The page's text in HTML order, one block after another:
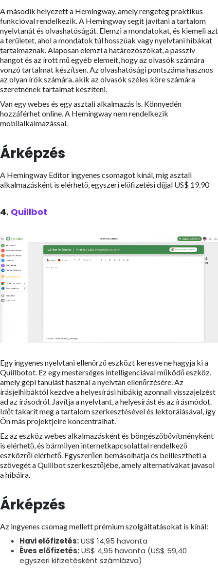
A második helyezett a Hemingway, amely rengeteg praktikus
funkcióval rendelkezik.A Hemingway segít javítani a tartalom
nyelvtanát és olvashatóságát. Elemzi a mondatokat, és kiemeli azt
a területet, ahol a mondatok túl hosszúak vagy nyelvtani hibákat
tartalmaznak. Alaposan elemzi a határozószókat, a passzív
hangot és az írott mű egyéb elemeit, hogy az olvasók számára
vonzó tartalmat készítsen. Az olvashatósági pontszáma hasznos
az olyan írók számára, akik az olvasók széles köre számára
szeretnének tartalmat készíteni.
Van egy webes és egy asztali alkalmazás is. Könnyedén
hozzáférhet online. A Hemingway nem rendelkezik
mobilalkalmazással.
Árképzés
A Hemingway Editor ingyenes csomagot kínál, míg asztali
alkalmazásként is elérhető, egyszeri előfizetési díjjal US$ 19.90
4. Quillbot
Egy ingyenes nyelvtani ellenőrző eszközt keresve ne hagyja ki a
Quillbotot. Ez egy mesterséges intelligenciával működő eszköz,
amely gépi tanulást használ a nyelvtan ellenőrzésére. Az
írásjelhibáktól kezdve a helyesírási hibákig azonnali visszajelzést
ad az írásodról. Javítja a nyelvtant, a helyesírást és az írásmódot.
Időt takarít meg a tartalom szerkesztésével és lektorálásával, így
Ön más projektjeire koncentrálhat.
Ez az eszköz webes alkalmazásként és böngészőbővítményként
is elérhető, és bármilyen internetkapcsolattal rendelkező
eszközről elérhető. Egyszerűen bemásolhatja és beillesztheti a
szövegét a Quillbot szerkesztőjébe, amely alternatívákat javasol
a hibáira.
Árképzés
Az ingyenes csomag mellett prémium szolgáltatásokat is kínál:
Havi előfizetés:US$ 14,95 havonta
Éves előfizetés:US$ 4,95 havonta (US$ 59,40
egyszeri kifizetésként számlázva)